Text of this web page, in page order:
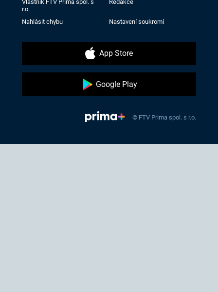
Vlastník FTV Prima spol. s
r.o.
Redakce
Nahlásit chybu Nastavení soukromí
App Store
Google Play
© FTV Prima spol. s r.o.